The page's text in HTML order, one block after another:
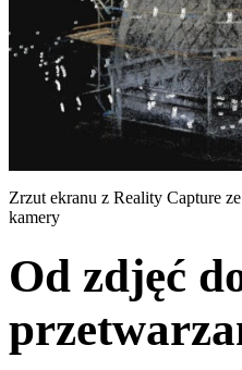
Zrzut ekranu z Reality Capture
kamery
Od zdjęć